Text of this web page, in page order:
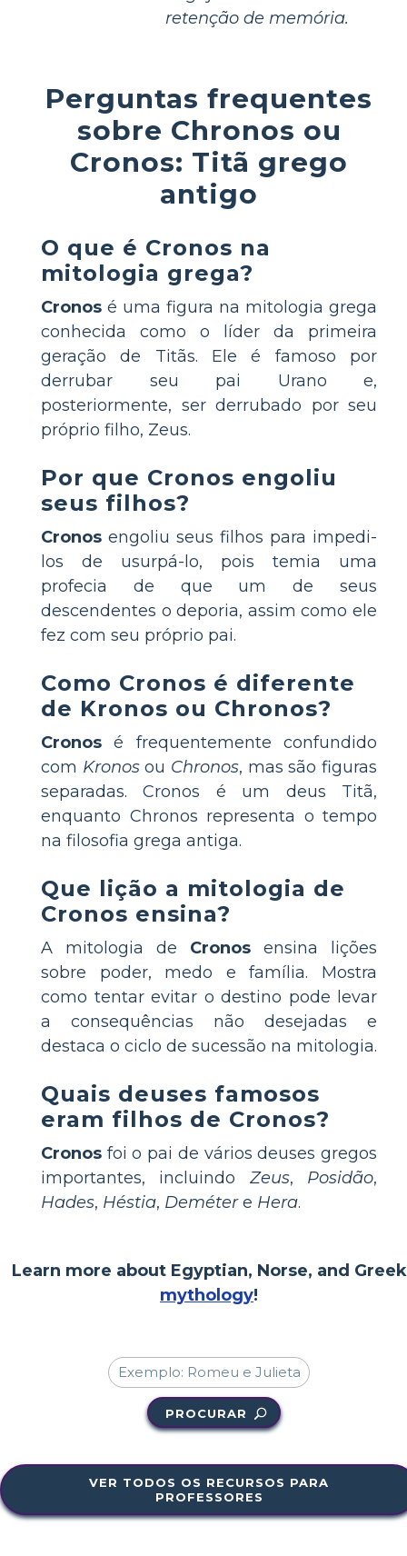
retenção de memória.
Perguntas frequentes
sobre Chronos ou
Cronos: Titã grego
antigo
O que é Cronos na
mitologia grega?
Cronos é uma figura na mitologia grega
conhecida como o líder da primeira
geração de Titãs. Ele é famoso por
derrubar seu pai Urano e,
posteriormente, ser derrubado por seu
próprio filho, Zeus.
Por que Cronos engoliu
seus filhos?
Cronos engoliu seus filhos para impedi-
los de usurpá-lo, pois temia uma
profecia de que um de seus
descendentes o deporia, assim como ele
fez com seu próprio pai.
Como Cronos é diferente
de Kronos ou Chronos?
Cronos é frequentemente confundido
com Kronosou Chronos, mas são figuras
separadas. Cronos é um deus Titã,
enquanto Chronos representa o tempo
na filosofia grega antiga.
Que lição a mitologia de
Cronos ensina?
A mitologia de Cronos ensina lições
sobre poder, medo e família. Mostra
como tentar evitar o destino pode levar
a consequências não desejadas e
destaca o ciclo de sucessão na mitologia.
Quais deuses famosos
eram filhos de Cronos?
Cronos foi o pai de vários deuses gregos
importantes, incluindo Zeus, Posidão,
Hades, Héstia, Demétere Hera.
Learn more about Egyptian, Norse, and Greek
mythology!
PROCURAR
VER TODOS OS RECURSOS PARA
PROFESSORES